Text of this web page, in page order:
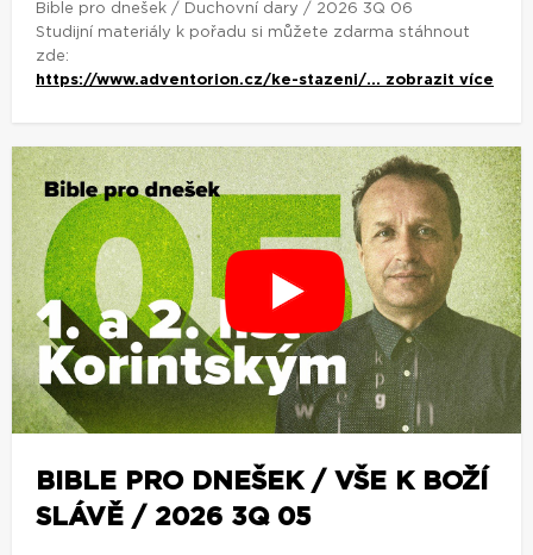
Bible pro dnešek / Duchovní dary / 2026 3Q 06
Studijní materiály k pořadu si můžete zdarma stáhnout
zde:
https://www.adventorion.cz/ke-stazeni/... zobrazit více
BIBLE PRO DNEŠEK / VŠE K BOŽÍ
SLÁVĚ / 2026 3Q 05